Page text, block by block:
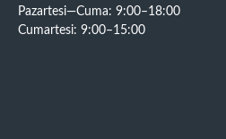
Pazartesi—Cuma: 9:00–18:00
Cumartesi: 9:00–15:00